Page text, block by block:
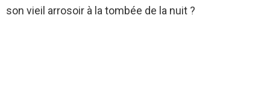
son vieil arrosoir à la tombée de la nuit ?